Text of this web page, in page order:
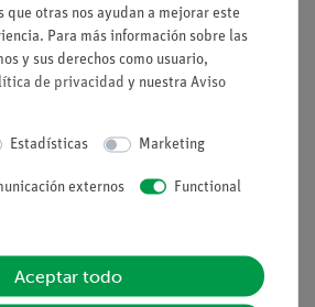
binocular para
MIC-
129A
x 26mm, 50
vidrio, 18x18mm,
64685-
plástico,
36011-
que otras nos ayudan a mejorar este
Para más información sobre las
y sus derechos como usuario,
de privacidad y nuestra Aviso
Estadísticas Marketing
externos Functional
Aceptar todo